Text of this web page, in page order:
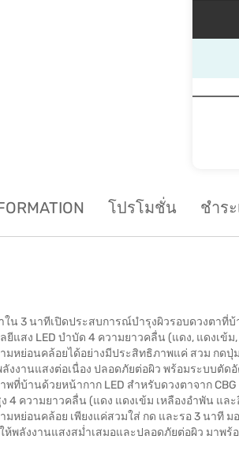
โปรโมชั่น ชำร
น 3 นาทีเปิดประสบการณ์บำรุงผิวรอบดวงตาที่บ้
แสง LED บำบัด 4 ความยาวคลื่น (แดง, แดงเข้
มหย่อนคล้อยได้อย่างมีประสิทธิภาพแค่ สวม กดปุ่
งงานแสงต่อเนื่อง ปลอดภัยต่อผิว พร้อมระบบตัด
บ้านด้วยหน้ากาก LED สำหรับดวงตาจาก
4 ความยาวคลื่น (แดง แดงเข้ม เหลืองอำพัน แล
มหย่อนคล้อย เพียงแค่สวมใส่ กด และรอ 3 นาที
ห้พลังงานแสงสม่ำเสมอและปลอดภัยต่อผิว มาพ